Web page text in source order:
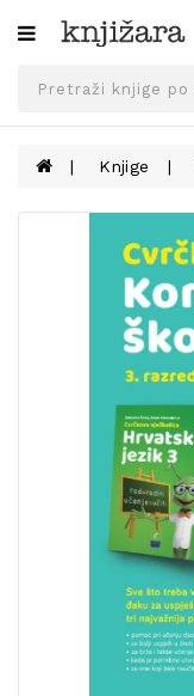
Kategorije
SVEUČILIŠNA
UDŽBENICI
KNJIGE
PRIBOR
POSEBNA
Knjige